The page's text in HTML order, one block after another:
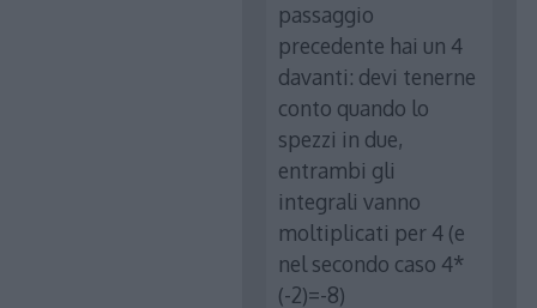
passaggio
precedente hai un 4
davanti: devi tenerne
conto quando lo
spezzi in due,
entrambi gli
integrali vanno
moltiplicati per 4 (e
nel secondo caso 4*
(-2)=-8)